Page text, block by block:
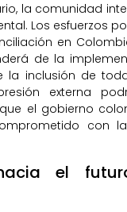
la comunidad
Los esfuerzos
en
de la
la inclusión de
externa
el gobierno
con
el